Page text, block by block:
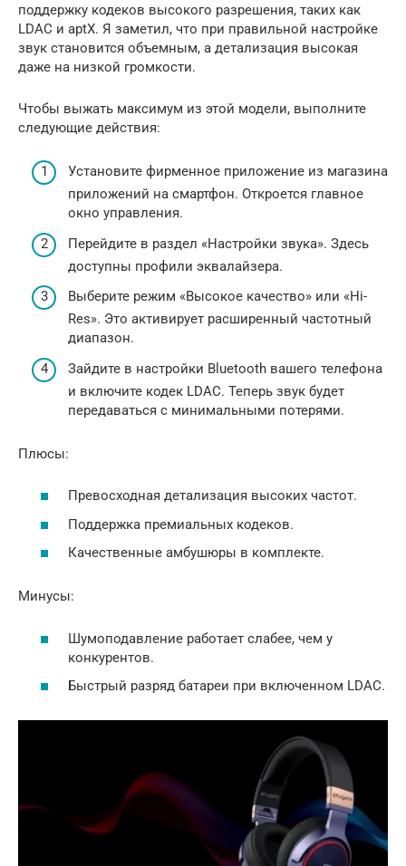
поддержку кодеков высокого разрешения, таких как
LDAC и aptX. Я заметил, что при правильной настройке
звук становится объемным, а детализация высокая
даже на низкой громкости.
Чтобы выжать максимум из этой модели, выполните
следующие действия:
Установите фирменное приложение из магазина
приложений на смартфон. Откроется главное
окно управления.
Перейдите в раздел «Настройки звука». Здесь
доступны профили эквалайзера.
Выберите режим «Высокое качество» или «Hi-
Res». Это активирует расширенный частотный
диапазон.
Зайдите в настройки Bluetooth вашего телефона
и включите кодек LDAC. Теперь звук будет
передаваться с минимальными потерями.
Плюсы:
Превосходная детализация высоких частот.
Поддержка премиальных кодеков.
Качественные амбушюры в комплекте.
Минусы:
Шумоподавление работает слабее, чем у
конкурентов.
Быстрый разряд батареи при включенном LDAC.